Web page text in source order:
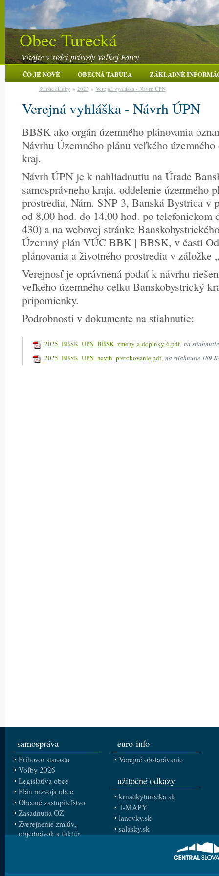
Obec Turecká
Vitajte v srdci prírody Veľkej Fatry
ČO JE NOVÉ OBECNÁ TABUĽA ZÁKLADNÉ
Verejná vyhláška - Návrh ÚPN
Staršie články » 2025 » Verejná vyhláška - Návrh ÚPN
BBSK ako orgán územného plánovania
Návrhu Územného plánu veľkého
kraj.
Návrh ÚPN je k nahliadnutiu na Úrade
samosprávneho kraja, oddelenie územného
prostredia, Nám. SNP 3, Banská Bystrica v
od 8,00 hod. do 14,00 hod. po telefonickom
430) a na webovej stránke
Územný plán VÚC BBK | BBSK, v časti
plánovania a životného prostredia v záložke
Verejnosť je oprávnená podať k návrhu
veľkého územného celku Banskobystrický
pripomienky.
Podrobnosti v dokumente na stiahnutie:
2025_BBSK_UPN_BBSK_zmeny-a-doplnky-6.pdf, na
2025_BBSK_UPN_navrh_prerokovanie.pdf, na stiahnutie 189
samospráva
Príhovor starostu
Voľby 2026
Legislatíva obce
Plán rozvoja obce
Obecné zastupiteľstvo
Zasadnutia OZ
Zverejnenie zmlúv,
objednávok a faktúr
euro-info
Verejné obstarávanie
užitočné odkazy
krnackyturecka.sk
T-MAPY
lanovky.sk
salasky.sk